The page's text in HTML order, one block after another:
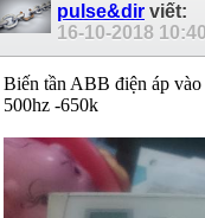
pulse&dir viết:
16-10-2018
Biến tần ABB điện áp
500hz -650k